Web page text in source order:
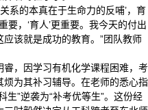
系的本真在于生命力的反哺’，育
要，‘育人’更重要。我今天的付出
该就是成功的教育。”团队教师
，因学习有机化学课程困难，考
为其补习辅导。在老师的悉心指
生”逆袭为“补考优等生”。这份经